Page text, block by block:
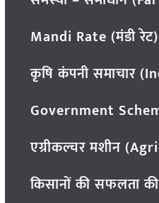
Mandi Rate (मंडी रेट)
कृषि कंपनी समाचार
Government
एग्रीकल्चर मशीन
किसानों की सफलता